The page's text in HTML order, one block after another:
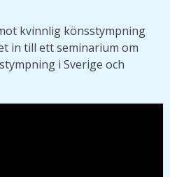
kvinnlig könsstympning
in till ett seminarium om
i Sverige och